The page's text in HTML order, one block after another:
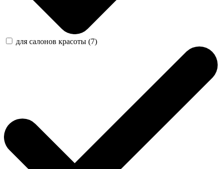
для салонов красоты (7)